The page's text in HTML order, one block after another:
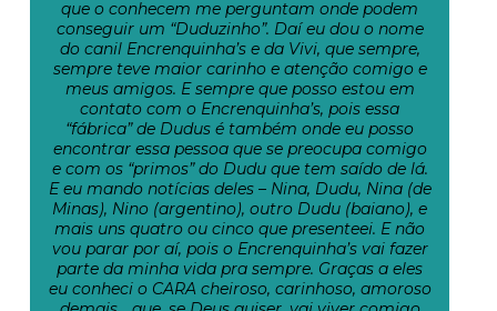
que o conhecem me perguntam onde podem
conseguir um “Duduzinho”. Daí eu dou o nome
do canil Encrenquinha’s e da Vivi, que sempre,
sempre teve maior carinho e atenção comigo e
meus amigos. E sempre que posso estou em
contato com o Encrenquinha’s, pois essa
“fábrica” de Dudus é também onde eu posso
encontrar essa pessoa que se preocupa comigo
e com os “primos” do Dudu que tem saído de lá.
E eu mando notícias deles – Nina, Dudu, Nina (de
Minas), Nino (argentino), outro Dudu (baiano), e
mais uns quatro ou cinco que presenteei. E não
vou parar por aí, pois o Encrenquinha’s vai fazer
parte da minha vida pra sempre. Graças a eles
eu conheci o CARA cheiroso, carinhoso, amoroso